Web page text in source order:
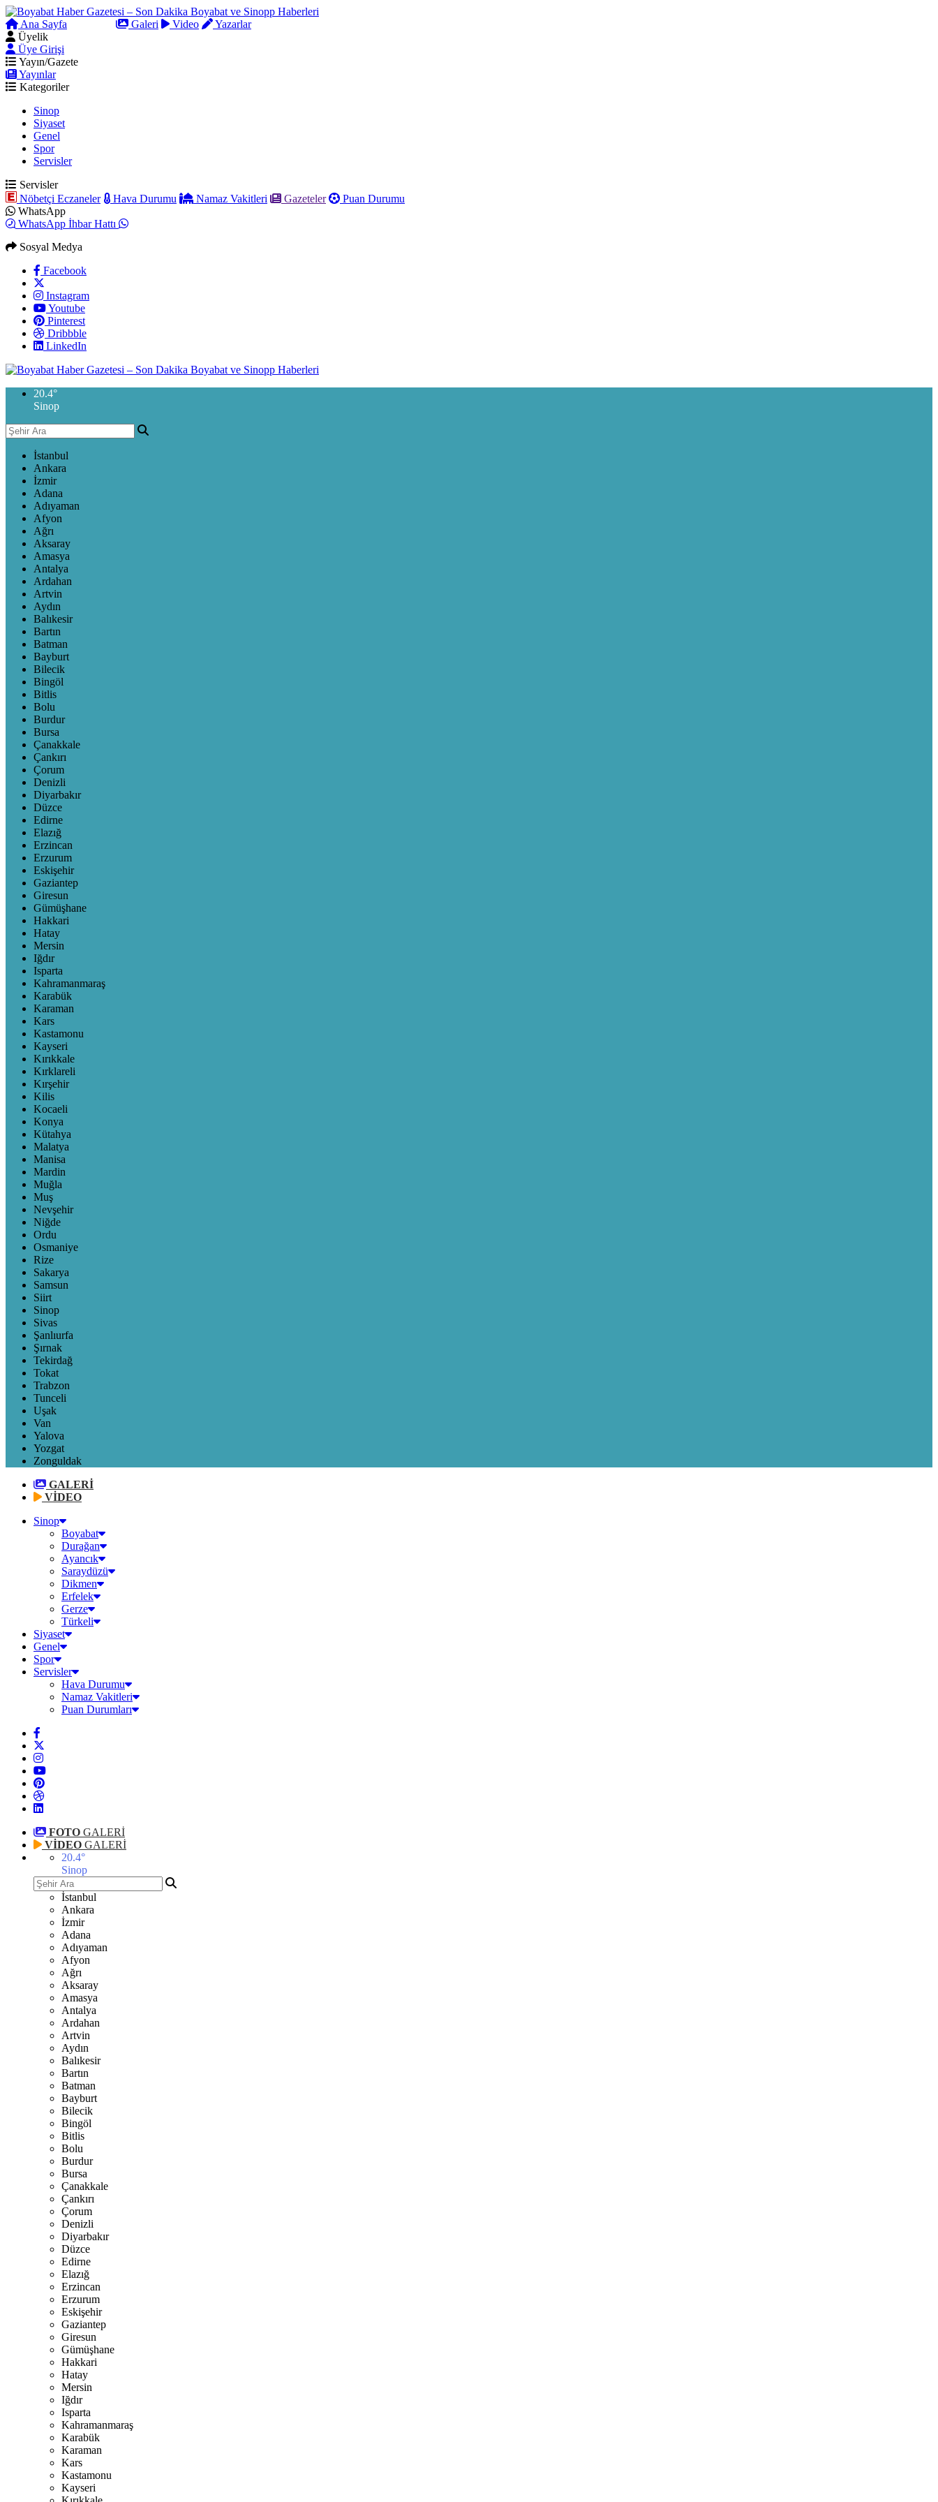
Ana Sayfa Galeri Video
Yazarlar
Üyelik
Üye Girişi
Yayın/Gazete
Yayınlar
Kategoriler
Sinop
Siyaset
Genel
Spor
Servisler
Servisler
Nöbetçi Eczaneler
Hava Durumu Namaz Vakitleri Gazeteler
Puan Durumu
WhatsApp
WhatsApp İhbar Hattı
Sosyal Medya
Facebook
Instagram
Youtube
Pinterest
Dribbble
LinkedIn
20.4°
Sinop
İstanbul
Ankara
İzmir
Adana
Adıyaman
Afyon
Ağrı
Aksaray
Amasya
Antalya
Ardahan
Artvin
Aydın
Balıkesir
Bartın
Batman
Bayburt
Bilecik
Bingöl
Bitlis
Bolu
Burdur
Bursa
Çanakkale
Çankırı
Çorum
Denizli
Diyarbakır
Düzce
Edirne
Elazığ
Erzincan
Erzurum
Eskişehir
Gaziantep
Giresun
Gümüşhane
Hakkari
Hatay
Mersin
Iğdır
Isparta
Kahramanmaraş
Karabük
Karaman
Kars
Kastamonu
Kayseri
Kırıkkale
Kırklareli
Kırşehir
Kilis
Kocaeli
Konya
Kütahya
Malatya
Manisa
Mardin
Muğla
Muş
Nevşehir
Niğde
Ordu
Osmaniye
Rize
Sakarya
Samsun
Siirt
Sinop
Sivas
Şanlıurfa
Şırnak
Tekirdağ
Tokat
Trabzon
Tunceli
Uşak
Van
Yalova
Yozgat
Zonguldak
GALERİ
VİDEO
Sinop
Boyabat
Durağan
Ayancık
Saraydüzü
Dikmen
Erfelek
Gerze
Türkeli
Siyaset
Genel
Spor
Servisler
Hava Durumu
Namaz Vakitleri
Puan Durumları
FOTO GALERİ
VİDEO GALERİ
20.4°
Sinop
İstanbul
Ankara
İzmir
Adana
Adıyaman
Afyon
Ağrı
Aksaray
Amasya
Antalya
Ardahan
Artvin
Aydın
Balıkesir
Bartın
Batman
Bayburt
Bilecik
Bingöl
Bitlis
Bolu
Burdur
Bursa
Çanakkale
Çankırı
Çorum
Denizli
Diyarbakır
Düzce
Edirne
Elazığ
Erzincan
Erzurum
Eskişehir
Gaziantep
Giresun
Gümüşhane
Hakkari
Hatay
Mersin
Iğdır
Isparta
Kahramanmaraş
Karabük
Karaman
Kars
Kastamonu
Kayseri